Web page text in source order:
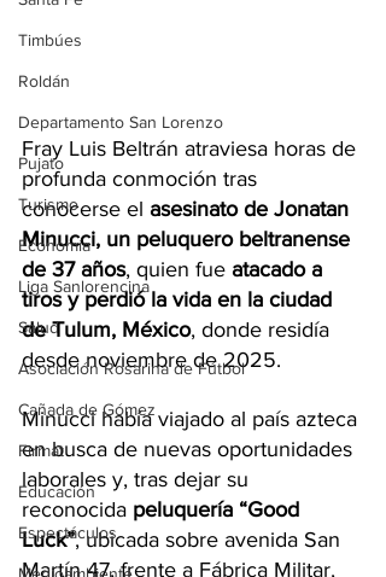
Timbúes
Roldán
Departamento San Lorenzo
Pujato
Turismo
Economía
Liga Sanlorencina
Salud
Asociación Rosarina de Fútbol
Cañada de Gómez
Firmat
Educación
Espectáculos
Fray Luis Beltrán atraviesa horas de
profunda conmoción tras
conocerse el asesinato de Jonatan
Minucci, un peluquero beltranense
de 37 años, quien fue atacado a
tiros y perdió la vida en la ciudad
de Tulum, México, donde residía
desde noviembre de 2025.
Minucci había viajado al país azteca
en busca de nuevas oportunidades
laborales y, tras dejar su
reconocida peluquería “Good
Luck”, ubicada sobre avenida San
Martín 47, frente a Fábrica Militar,